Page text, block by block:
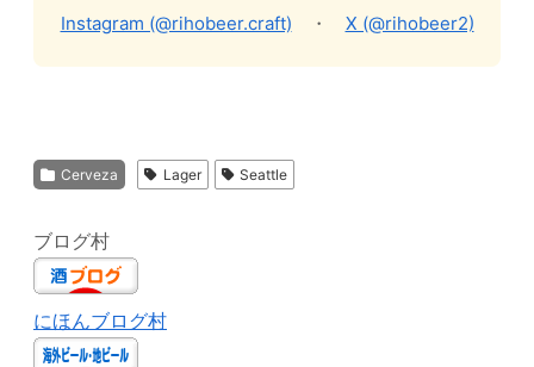
Instagram (@rihobeer.craft) ・ X (@rihobeer2)
Cerveza Lager Seattle
ブログ村
にほんブログ村